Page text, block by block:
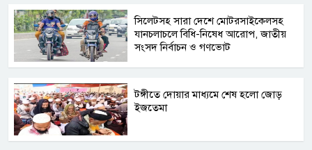
সিলেটসহ সারা দেশে মোটরসাইকেলসহ
যানচলাচলে বিধি-নিষেধ আরোপ, জাতীয়
সংসদ নির্বাচন ও গণভোট
টঙ্গীতে দোয়ার মাধ্যমে শেষ হলো জোড়
ইজতেমা